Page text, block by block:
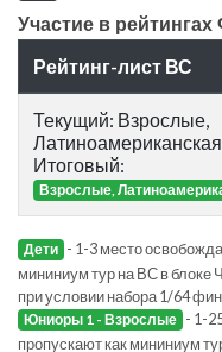
Участие в
Рейтинг-лист ВС
Текущий: Взрослые,
Итоговый:
Взрослые,
Дети - 1-3 место
мининиум тур на ВС в блоке
при условии набора 1/64
Юниоры 1 - Взрослые - 1-
пропускают как мининиум